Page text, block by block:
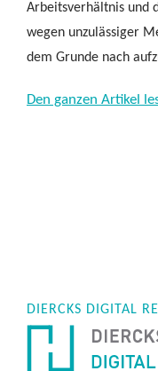
Arbeitsverhältnis und
wegen unzulässiger
dem Grunde nach
Den ganzen Artikel
DIERCKS DIGITAL